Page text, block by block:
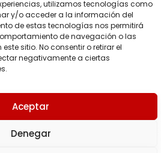
utilizamos tecnologías como
y/o acceder a la información del
de estas tecnologías nos permitirá
de navegación o las
sitio. No consentir o retirar el
negativamente a ciertas
Aceptar
Denegar
hidrocloruro de piridoxina
hidrocloruro de tiamina
B2), antiaglomerantes:
ácidos grasos y dióxido de
(vit. B12), ácido fólico,
1 cápsula
Tomar 1 cápsula con 200
de las comidas principales.